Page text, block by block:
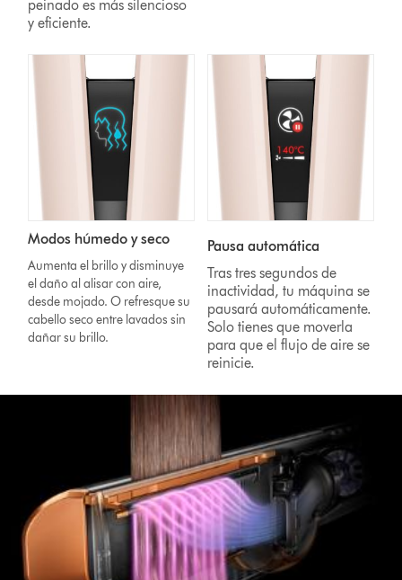
peinado es más silencioso
y eficiente.
Modos húmedo y seco
Aumenta el brillo y disminuye
el daño al alisar con aire,
desde mojado. O refresque su
cabello seco entre lavados sin
dañar su brillo.
Pausa automática
Tras tres segundos de
inactividad, tu máquina se
pausará automáticamente.
Solo tienes que moverla
para que el flujo de aire se
reinicie.